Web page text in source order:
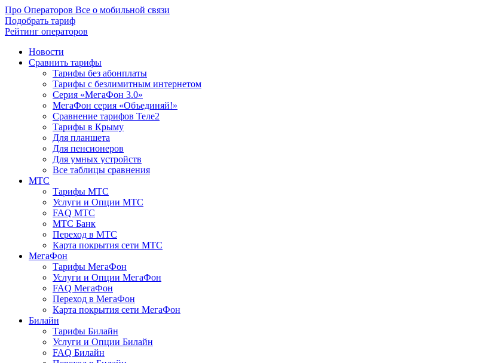
Про Операторов Все о мобильной связи
Подобрать тариф
Рейтинг операторов
Новости
Сравнить тарифы
Тарифы без абонплаты
Тарифы с безлимитным интернетом
Серия «МегаФон 3.0»
МегаФон серия «Объединяй!»
Сравнение тарифов Теле2
Тарифы в Крыму
Для планшета
Для пенсионеров
Для умных устройств
Все таблицы сравнения
МТС
Тарифы МТС
Услуги и Опции МТС
FAQ МТС
МТС Банк
Переход в МТС
Карта покрытия сети МТС
МегаФон
Тарифы МегаФон
Услуги и Опции МегаФон
FAQ МегаФон
Переход в МегаФон
Карта покрытия сети МегаФон
Билайн
Тарифы Билайн
Услуги и Опции Билайн
FAQ Билайн